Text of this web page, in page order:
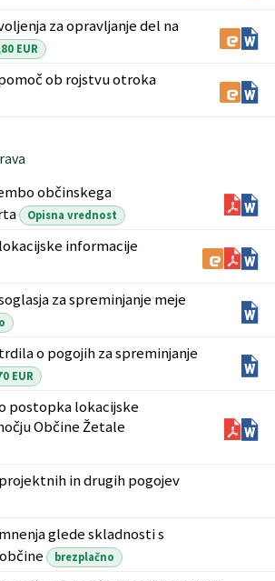
za opravljanje del na
EUR
ob rojstvu otroka
občinskega
Opisna vrednost
informacije
za spreminjanje meje
o pogojih za spreminjanje
EUR
postopka lokacijske
Občine Žetale
in drugih pogojev
glede skladnosti s
brezplačno